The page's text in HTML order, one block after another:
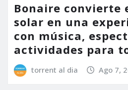
Bonaire convierte
solar en una
con música,
actividades para
torrent al dia Ago 7,